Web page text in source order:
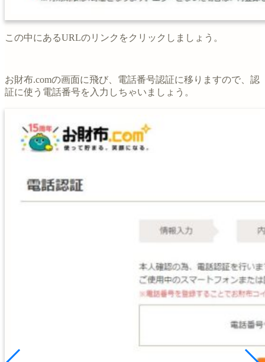
この中にあるURLのリンクをクリックしましょう。
お財布.comの画面に飛び、電話番号認証に移りますので、認
証に使う電話番号を入力しちゃいましょう。